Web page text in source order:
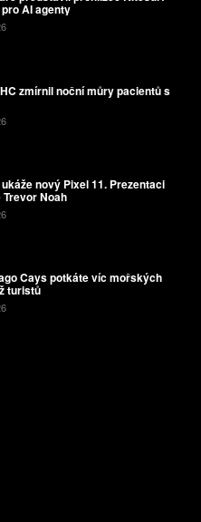
AI agenty
zmírnil noční můry pacientů s
nový Pixel 11. Prezentaci
Trevor Noah
Cays potkáte víc mořských
turistů